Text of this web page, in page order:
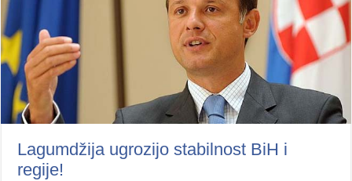
Lagumdžija ugrozijo stabilnost BiH i
regije!